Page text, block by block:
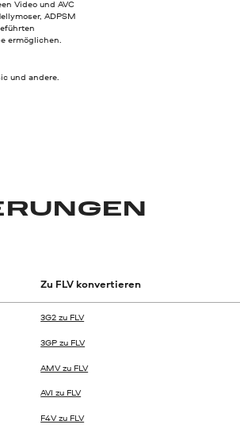
Video und AVC
ADPSM
ermöglichen.
und andere.
Zu FLV konvertieren
3G2 zu FLV
3GP zu FLV
AMV zu FLV
AVI zu FLV
F4V zu FLV